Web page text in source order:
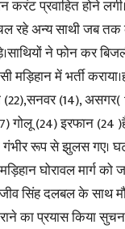
करंट प्रवाहित होने
रहे अन्य साथी जब
ने फोन कर
मड़िहान में भर्ती
(14), असगर(
गोलू (24) इरफान (24
रूप से झुलस गए।
घोरावल मार्ग
सिंह दलबल के साथ
का प्रयास किया